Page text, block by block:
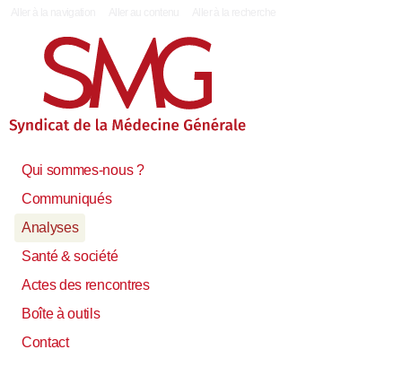
Qui sommes-nous ?
Communiqués
Analyses
Santé & société
Actes des rencontres
Boîte à outils
Contact